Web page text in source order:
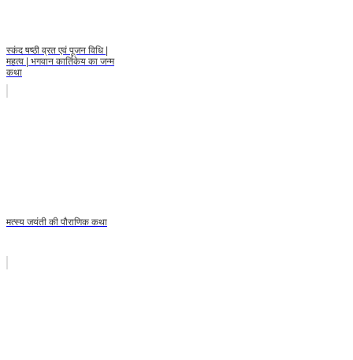
स्कंद षष्ठी व्रत एवं पूजन विधि |
महत्व | भगवान कार्तिकेय का जन्म
कथा
मत्स्य जयंती की पौराणिक कथा